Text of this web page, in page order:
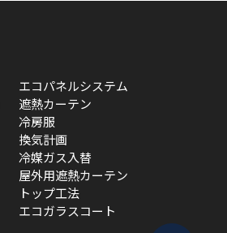
エコパネルシステム
遮熱カーテン
冷房服
換気計画
冷媒ガス入替
屋外用遮熱カーテン
トップ工法
エコガラスコート